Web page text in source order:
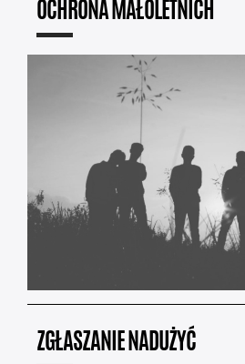
OCHRONA MAŁOLETNICH
ZGŁASZANIE NADUŻYĆ